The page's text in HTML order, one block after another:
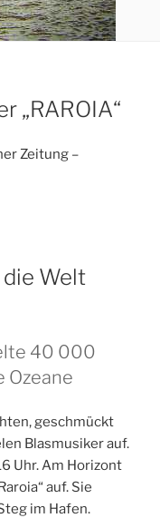
„RAROIA“
Zeitung –
die Welt
40 000
Ozeane
geschmückt
Blasmusiker auf.
Uhr. Am Horizont
auf. Sie
im Hafen.